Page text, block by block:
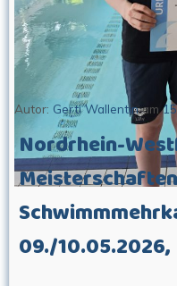
Autor: Gerti Wallentin am
Nordrhein-
09./